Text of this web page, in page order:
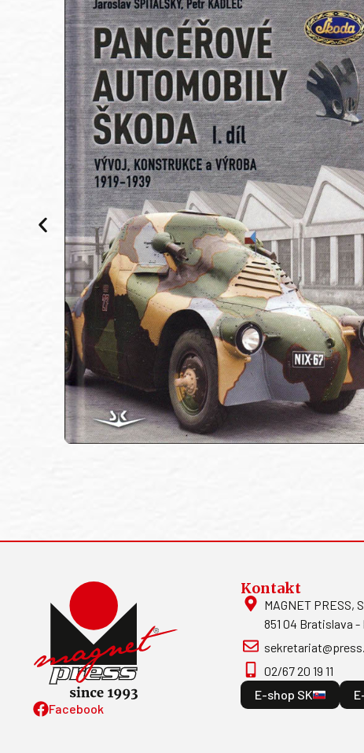
Facebook
Kontakt
MAGNET PRESS,
851 04 Bratislava -
02/67 20 19 11
E-shop SK